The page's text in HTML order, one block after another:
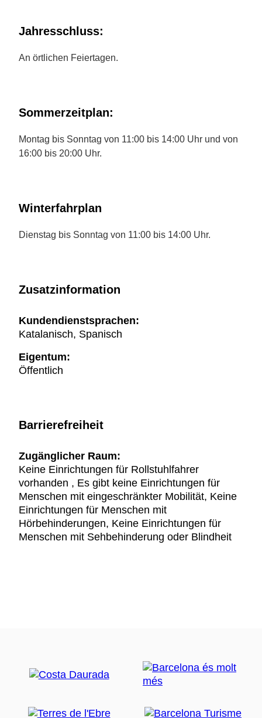
Jahresschluss:
An örtlichen Feiertagen.
Sommerzeitplan:
Montag bis Sonntag von 11:00 bis 14:00 Uhr und von
16:00 bis 20:00 Uhr.
Winterfahrplan
Dienstag bis Sonntag von 11:00 bis 14:00 Uhr.
Zusatzinformation
Kundendienstsprachen:
Katalanisch, Spanisch
Eigentum:
Öffentlich
Barrierefreiheit
Zugänglicher Raum:
Keine Einrichtungen für Rollstuhlfahrer
vorhanden , Es gibt keine Einrichtungen für
Menschen mit eingeschränkter Mobilität, Keine
Einrichtungen für Menschen mit
Hörbehinderungen, Keine Einrichtungen für
Menschen mit Sehbehinderung oder Blindheit